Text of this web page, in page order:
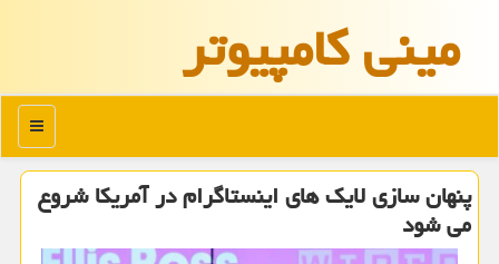
مینی كامپیوتر
منو
پنهان سازی لایك های اینستاگرام در آمریكا شروع
می شود